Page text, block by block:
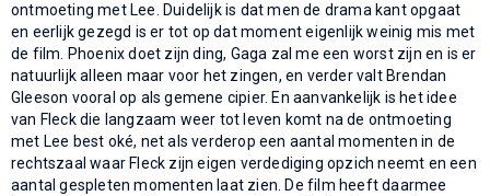
ontmoeting met Lee. Duidelijk is dat men de drama kant opgaat
en eerlijk gezegd is er tot op dat moment eigenlijk weinig mis met
de film. Phoenix doet zijn ding, Gaga zal me een worst zijn en is er
natuurlijk alleen maar voor het zingen, en verder valt Brendan
Gleeson vooral op als gemene cipier. En aanvankelijk is het idee
van Fleck die langzaam weer tot leven komt na de ontmoeting
met Lee best oké, net als verderop een aantal momenten in de
rechtszaal waar Fleck zijn eigen verdediging opzich neemt en een
aantal gespleten momenten laat zien. De film heeft daarmee